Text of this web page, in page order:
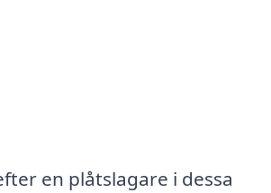
en plåtslagare i dessa